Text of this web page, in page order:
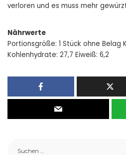
verloren und es muss mehr
Nährwerte
Portionsgröße: 1 Stück ohne Belag
Kohlenhydrate: 27,7 Eiweiß: 6,2